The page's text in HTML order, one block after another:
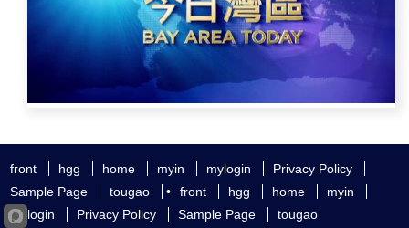
front hgg home myin mylogin
Privacy Policy
Sample Page
tougao • front hgg home
myin
mylogin
Privacy Policy Sample Page tougao